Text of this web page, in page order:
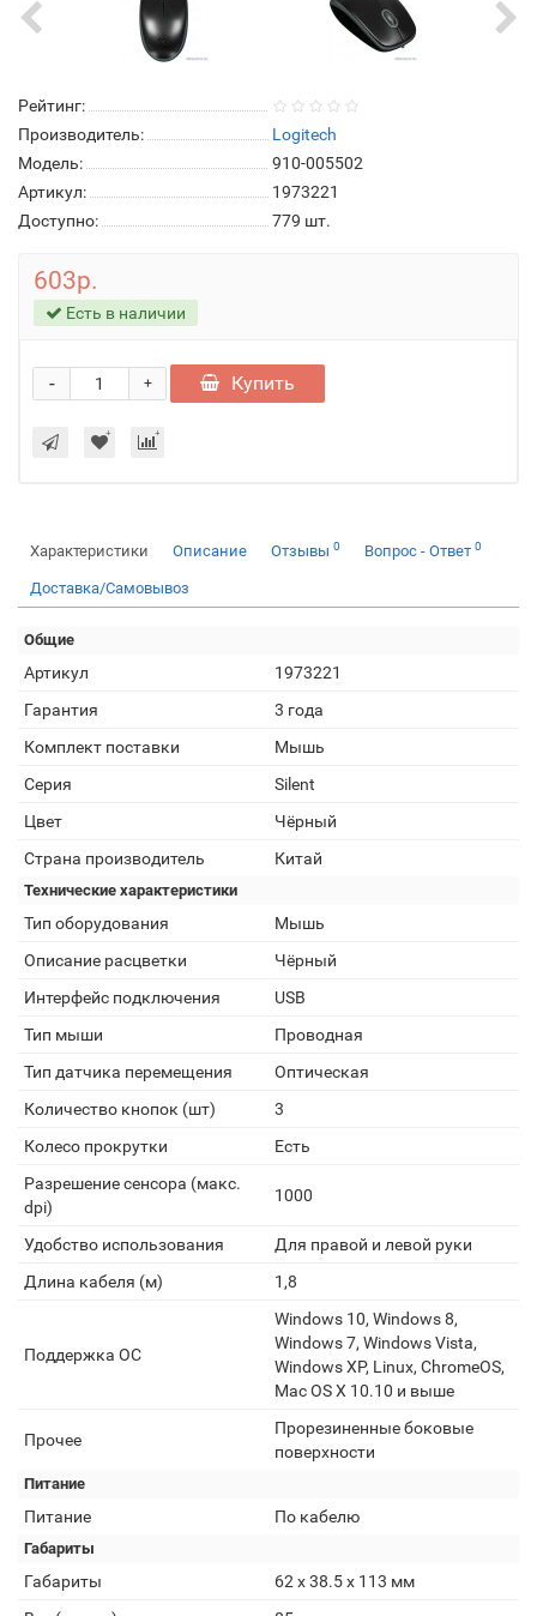
Рейтинг:
Производитель:
Logitech
Модель:
910-005502
Артикул:
1973221
Доступно:
779 шт.
603р.
Есть в наличии
+
- Купить
Характеристики Описание Отзывы 0 Вопрос - Ответ 0
Доставка/Самовывоз
Общие
Артикул
1973221
Гарантия
3 года
Комплект поставки
Мышь
Серия
Silent
Цвет
Чёрный
Страна производитель
Китай
Технические характеристики
Тип оборудования
Мышь
Описание расцветки
Чёрный
Интерфейс подключения
USB
Тип мыши
Проводная
Тип датчика перемещения
Оптическая
Количество кнопок (шт)
3
Колесо прокрутки
Есть
Разрешение сенсора (макс.
dpi)
1000
Удобство использования
Для правой и левой руки
Длина кабеля (м)
1,8
Поддержка ОС
Windows 10, Windows 8,
Windows 7, Windows Vista,
Windows XP, Linux, ChromeOS,
Mac OS X 10.10 и выше
Прочее
Прорезиненные боковые
поверхности
Питание
Питание По кабелю
Габариты
Габариты
62 x 38.5 x 113 мм